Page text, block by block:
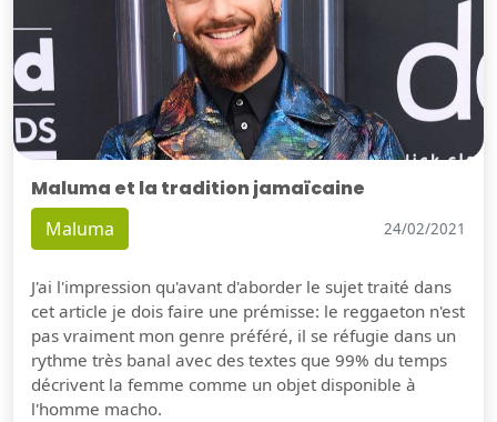
Maluma et la tradition jamaïcaine
Maluma 24/02/2021
J'ai l'impression qu'avant d'aborder le sujet traité dans
cet article je dois faire une prémisse: le reggaeton n'est
pas vraiment mon genre préféré, il se réfugie dans un
rythme très banal avec des textes que 99% du temps
décrivent la femme comme un objet disponible à
l'homme macho.